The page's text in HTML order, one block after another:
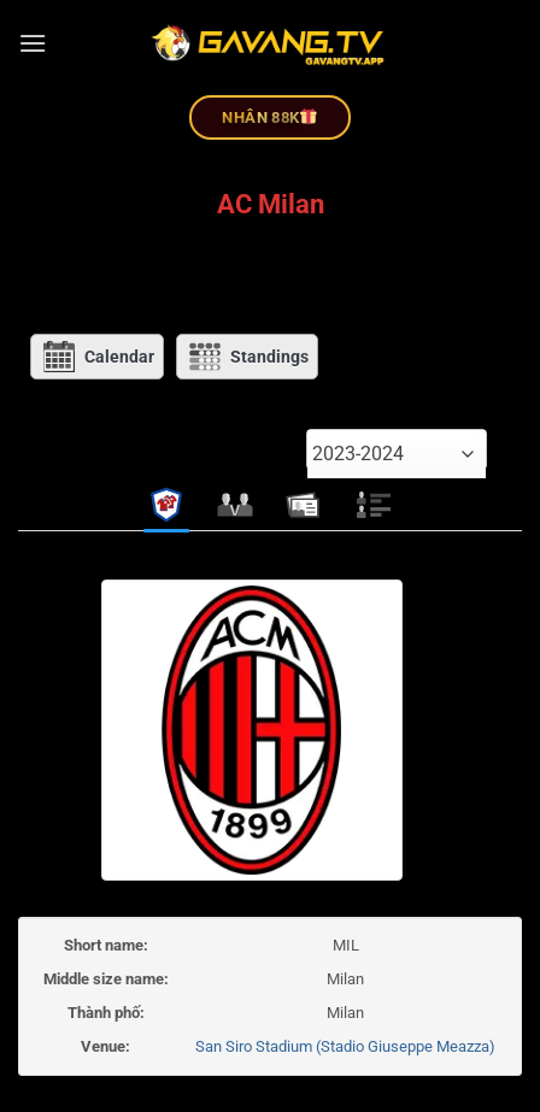
NHÂN 88K
AC Milan
Calendar Standings
2023-2024
Short name:
MIL
Middle size name:
Milan
Thành phố:
Milan
Venue:
San Siro Stadium (Stadio Giuseppe Meazza)